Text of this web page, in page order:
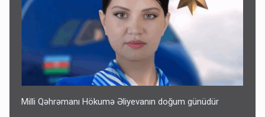
Milli Qəhrəmanı Hökumə Əliyevanın doğum günüdür